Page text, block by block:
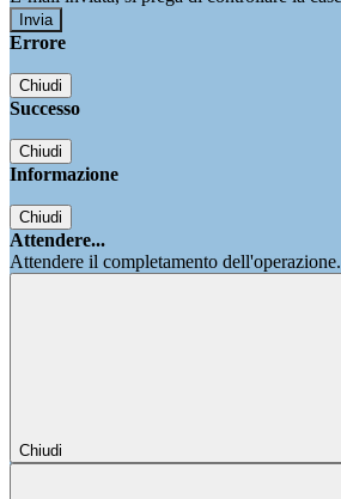
Errore
Chiudi
Successo
Chiudi
Informazione
Chiudi
Attendere...
Attendere il completamento
Chiudi